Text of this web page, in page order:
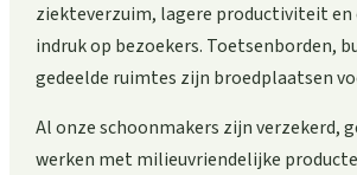
ziekteverzuim, lagere productiviteit en
indruk op bezoekers. Toetsenborden,
gedeelde ruimtes zijn broedplaatsen
Al onze schoonmakers zijn verzekerd,
werken met milieuvriendelijke